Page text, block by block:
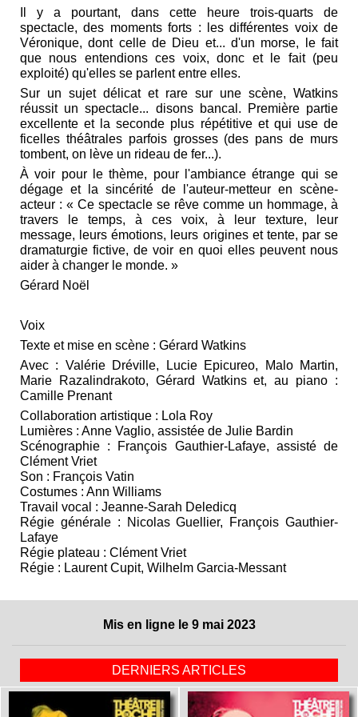
Il y a pourtant, dans cette heure trois-quarts de
spectacle, des moments forts : les différentes voix de
Véronique, dont celle de Dieu et... d'un morse, le fait
que nous entendions ces voix, donc et le fait (peu
exploité) qu'elles se parlent entre elles.
Sur un sujet délicat et rare sur une scène, Watkins
réussit un spectacle... disons bancal. Première partie
excellente et la seconde plus répétitive et qui use de
ficelles théâtrales parfois grosses (des pans de murs
tombent, on lève un rideau de fer...).
À voir pour le thème, pour l'ambiance étrange qui se
dégage et la sincérité de l'auteur-metteur en scène-
acteur : « Ce spectacle se rêve comme un hommage, à
travers le temps, à ces voix, à leur texture, leur
message, leurs émotions, leurs origines et tente, par se
dramaturgie fictive, de voir en quoi elles peuvent nous
aider à changer le monde. »
Gérard Noël
Voix
Texte et mise en scène : Gérard Watkins
Avec : Valérie Dréville, Lucie Epicureo, Malo Martin,
Marie Razalindrakoto, Gérard Watkins et, au piano :
Camille Prenant
Collaboration artistique : Lola Roy
Lumières : Anne Vaglio, assistée de Julie Bardin
Scénographie : François Gauthier-Lafaye, assisté de
Clément Vriet
Son : François Vatin
Costumes : Ann Williams
Travail vocal : Jeanne-Sarah Deledicq
Régie générale : Nicolas Guellier, François Gauthier-
Lafaye
Régie plateau : Clément Vriet
Régie : Laurent Cupit, Wilhelm Garcia-Messant
Mis en ligne le 9 mai 2023
DERNIERS ARTICLES